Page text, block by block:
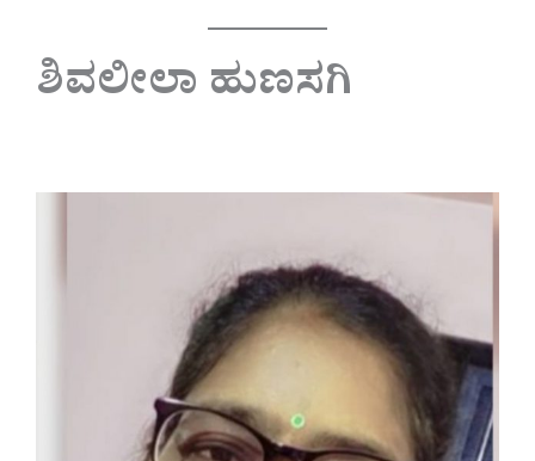
ಶಿವಲೀಲಾ ಹುಣಸಗಿ